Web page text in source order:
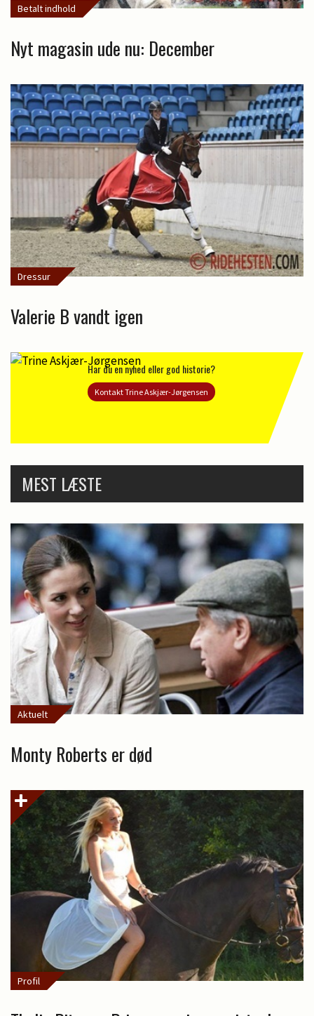
Betalt indhold
Nyt magasin ude nu: December
Dressur
Valerie B vandt igen
Har du en nyhed eller god historie?
Kontakt Trine Askjær-Jørgensen
MEST LÆSTE
Aktuelt
Monty Roberts er død
Profil